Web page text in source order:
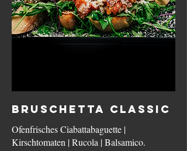
BRUSCHETTA CLASSIC
Ofenfrisches Ciabattabaguette |
Kirschtomaten | Rucola | Balsamico.